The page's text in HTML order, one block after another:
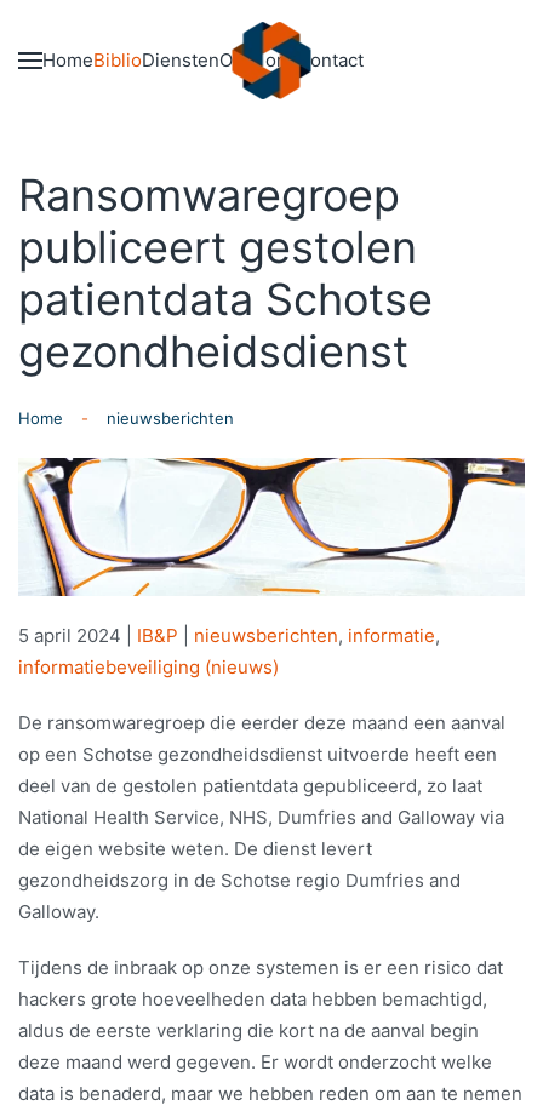
Skip to main content
HomeBiblioDienstenOver onsContact
Ransomwaregroep
publiceert gestolen
patientdata Schotse
gezondheidsdienst
Home nieuwsberichten
5 april 2024 IB&P nieuwsberichten, informatie,
informatiebeveiliging (nieuws)
De ransomwaregroep die eerder deze maand een aanval
op een Schotse gezondheidsdienst uitvoerde heeft een
deel van de gestolen patientdata gepubliceerd, zo laat
National Health Service, NHS, Dumfries and Galloway via
de eigen website weten. De dienst levert
gezondheidszorg in de Schotse regio Dumfries and
Galloway.
Tijdens de inbraak op onze systemen is er een risico dat
hackers grote hoeveelheden data hebben bemachtigd,
aldus de eerste verklaring die kort na de aanval begin
deze maand werd gegeven. Er wordt onderzocht welke
data is benaderd, maar we hebben reden om aan te nemen